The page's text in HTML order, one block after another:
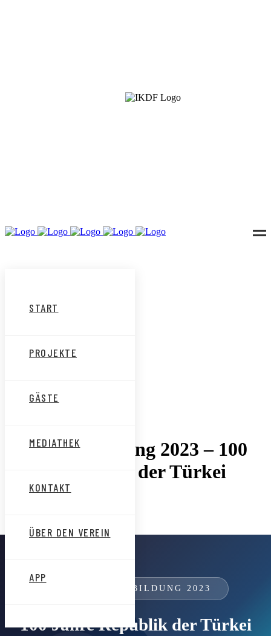
Gäste
Mediathek
App
START
PROJEKTE
GÄSTE
MEDIATHEK
KONTAKT
ÜBER DEN VEREIN
APP
Politische Bildung 2023 – 100
Jahre Republik der Türkei
POLITISCHE BILDUNG 2023
100 Jahre Republik der Türkei